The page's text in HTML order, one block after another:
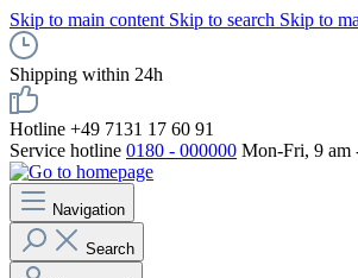
Skip to main content Skip to search Skip to
Shipping within 24h
Hotline +49 7131 17 60 91
Service hotline 0180 - 000000 Mon-Fri, 9 am
Navigation
Search